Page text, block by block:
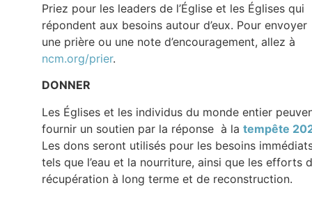
Priez pour les leaders de l’Église et les Églises qui
répondent aux besoins autour d’eux. Pour envoyer
une prière ou une note d’encouragement, allez à
ncm.org/prier.
DONNER
Les Églises et les individus du monde entier
fournir un soutien par la réponse à la tempête
Les dons seront utilisés pour les besoins
tels que l’eau et la nourriture, ainsi que les efforts
récupération à long terme et de reconstruction.